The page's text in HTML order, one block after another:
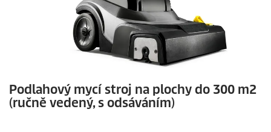
Podlahový mycí stroj na plochy do 300 m2
(ručně vedený, s odsáváním)